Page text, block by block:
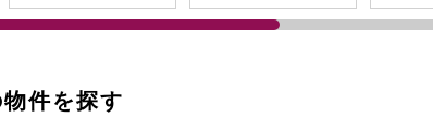
件を探す